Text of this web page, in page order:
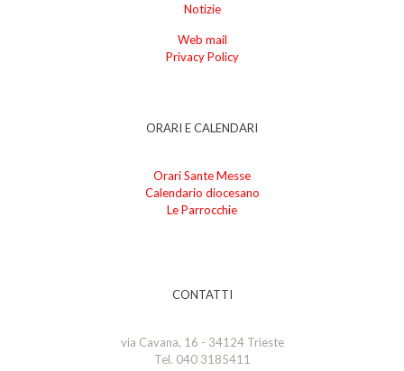
Notizie
Web mail
Privacy Policy
ORARI E CALENDARI
Orari Sante Messe
Calendario diocesano
Le Parrocchie
CONTATTI
via Cavana, 16 - 34124 Trieste
Tel. 040 3185411